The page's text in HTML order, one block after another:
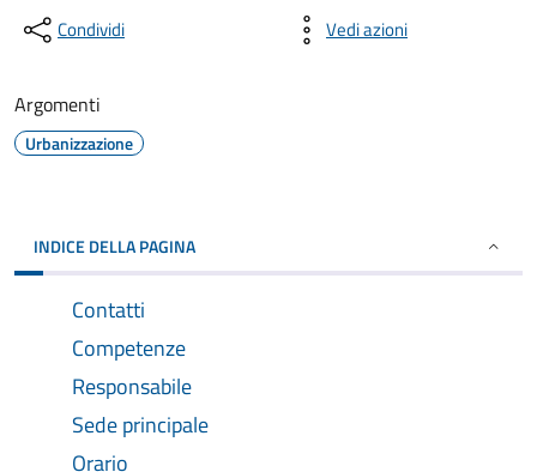
Condividi Vedi azioni
Argomenti
Urbanizzazione
INDICE DELLA PAGINA
Contatti
Competenze
Responsabile
Sede principale
Orario